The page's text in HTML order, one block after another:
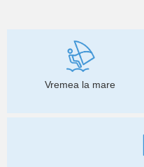
Vremea la mare